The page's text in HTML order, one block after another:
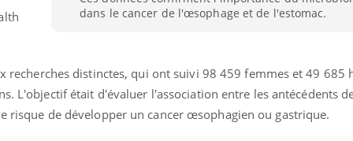
dans le cancer de l'œsophage et de l'estomac.
recherches distinctes, qui ont suivi 98 459 femmes et 49 685
L'objectif était d'évaluer l'association entre les antécédents
risque de développer un cancer œsophagien ou gastrique.